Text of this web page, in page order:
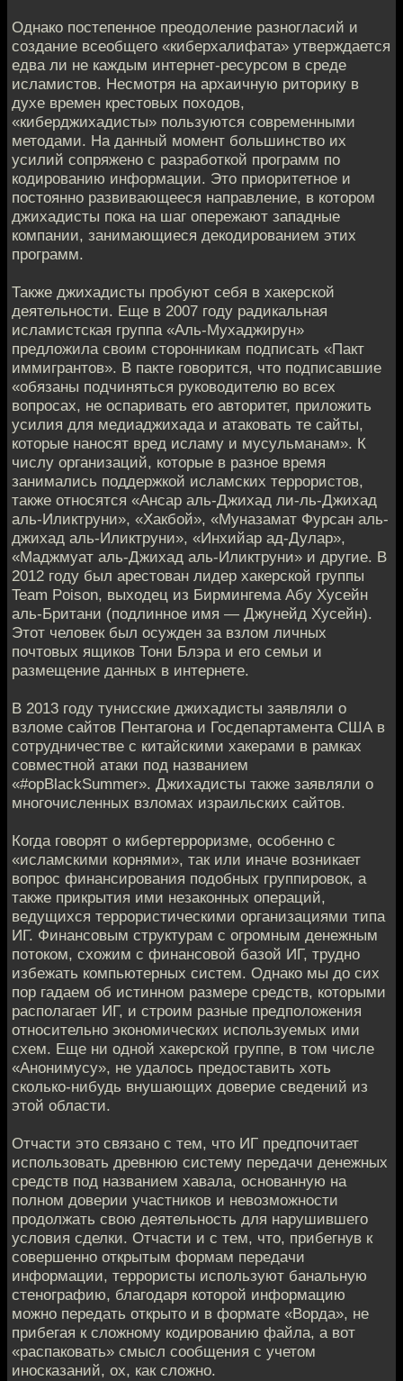
Однако постепенное преодоление разногласий и
создание всеобщего «киберхалифата» утверждается
едва ли не каждым интернет-ресурсом в среде
исламистов. Несмотря на архаичную риторику в
духе времен крестовых походов,
«киберджихадисты» пользуются современными
методами. На данный момент большинство их
усилий сопряжено с разработкой программ по
кодированию информации. Это приоритетное и
постоянно развивающееся направление, в котором
джихадисты пока на шаг опережают западные
компании, занимающиеся декодированием этих
программ.
Также джихадисты пробуют себя в хакерской
деятельности. Еще в 2007 году радикальная
исламистская группа «Аль-Мухаджирун»
предложила своим сторонникам подписать «Пакт
иммигрантов». В пакте говорится, что подписавшие
«обязаны подчиняться руководителю во всех
вопросах, не оспаривать его авторитет, приложить
усилия для медиаджихада и атаковать те сайты,
которые наносят вред исламу и мусульманам». К
числу организаций, которые в разное время
занимались поддержкой исламских террористов,
также относятся «Ансар аль-Джихад ли-ль-Джихад
аль-Иликтруни», «Хакбой», «Муназамат Фурсан аль-
джихад аль-Иликтруни», «Инхийар ад-Дулар»,
«Маджмуат аль-Джихад аль-Иликтруни» и другие. В
2012 году был арестован лидер хакерской группы
Team Poison, выходец из Бирмингема Абу Хусейн
аль-Британи (подлинное имя — Джунейд Хусейн).
Этот человек был осужден за взлом личных
почтовых ящиков Тони Блэра и его семьи и
размещение данных в интернете.
В 2013 году тунисские джихадисты заявляли о
взломе сайтов Пентагона и Госдепартамента США в
сотрудничестве с китайскими хакерами в рамках
совместной атаки под названием
«#opBlackSummer». Джихадисты также заявляли о
многочисленных взломах израильских сайтов.
Когда говорят о кибертерроризме, особенно с
«исламскими корнями», так или иначе возникает
вопрос финансирования подобных группировок, а
также прикрытия ими незаконных операций,
ведущихся террористическими организациями типа
ИГ. Финансовым структурам с огромным денежным
потоком, схожим с финансовой базой ИГ, трудно
избежать компьютерных систем. Однако мы до сих
пор гадаем об истинном размере средств, которыми
располагает ИГ, и строим разные предположения
относительно экономических используемых ими
схем. Еще ни одной хакерской группе, в том числе
«Анонимусу», не удалось предоставить хоть
сколько-нибудь внушающих доверие сведений из
этой области.
Отчасти это связано с тем, что ИГ предпочитает
использовать древнюю систему передачи денежных
средств под названием хавала, основанную на
полном доверии участников и невозможности
продолжать свою деятельность для нарушившего
условия сделки. Отчасти и с тем, что, прибегнув к
совершенно открытым формам передачи
информации, террористы используют банальную
стенографию, благодаря которой информацию
можно передать открыто и в формате «Ворда», не
прибегая к сложному кодированию файла, а вот
«распаковать» смысл сообщения с учетом
иносказаний, ох, как сложно.